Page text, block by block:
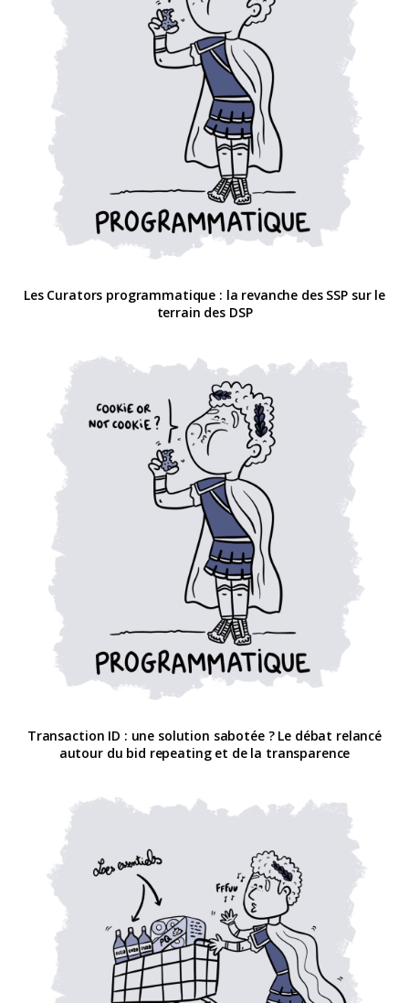
Les Curators programmatique : la revanche des SSP sur le
terrain des DSP
Transaction ID : une solution sabotée ? Le débat relancé
autour du bid repeating et de la transparence